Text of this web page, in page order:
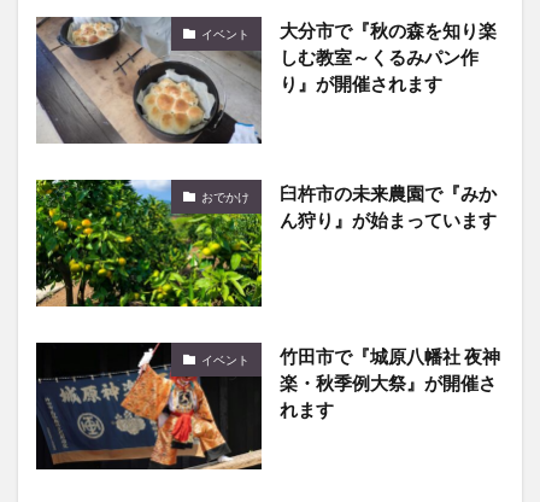
イベント
大分市で『秋の森を知り楽
しむ教室～くるみパン作
り』が開催されます
おでかけ
臼杵市の未来農園で『みか
ん狩り』が始まっています
イベント
竹田市で『城原八幡社 夜神
楽・秋季例大祭』が開催さ
れます